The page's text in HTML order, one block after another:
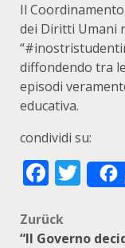
Il
dei Diritti Umani
diffondendo tra
episodi
educativa.
condividi su:
Zurück
“ll Governo